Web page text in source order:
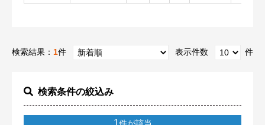
検索条件の絞込み
1
検索結果： 1件 表示件数 件